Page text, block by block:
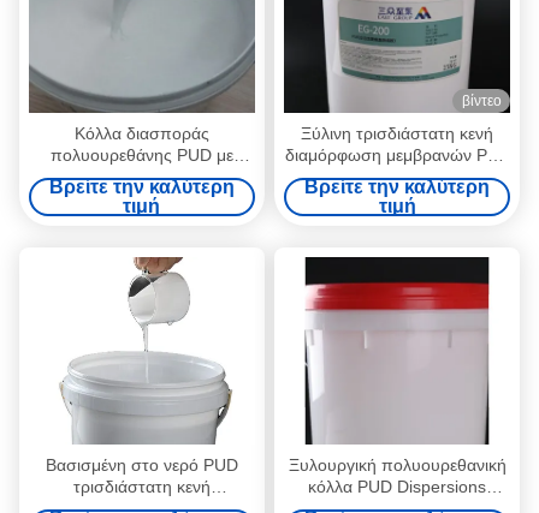
Κόλλα διασποράς
πολυουρεθάνης PUD με
βάση το νερό
Βρείτε την καλύτερη
τιμή
βίντεο
Ξύλινη τρισδιάστατη κενή
διαμόρφωση μεμβρανών PVC
διασποράς πολυουρεθάνιου
κόλλας βασισμένη στο νερό
PUD
Βρείτε την καλύτερη
τιμή
Βασισμένη στο νερό PUD
τρισδιάστατη κενή
διαμόρφωση διασπορών
Ξυλουργική πολυουρεθανική
κόλλα PUD Dispersions
Κόλλα κενού καπλαμά με